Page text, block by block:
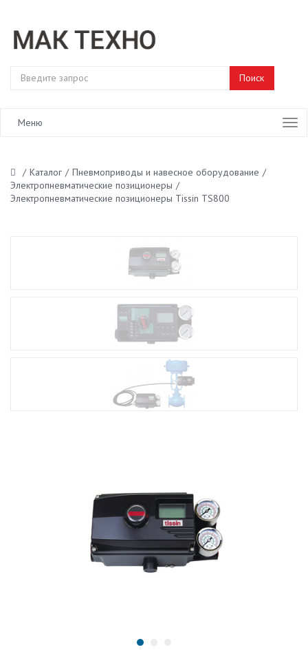
Меню
/ Каталог / Пневмоприводы и навесное оборудование /
Электропневматические позиционеры /
Электропневматические позиционеры Tissin TS800